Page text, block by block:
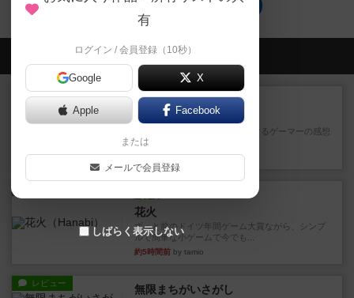
とくがわあつめのトップに戻る
会員の新しい投稿
レビュー
ワンラウンド
星5軽〜中量級を中心にプレイするゲーマーの感想
です。今回はボードゲーム...
約2時間前by おとん
花火
ずっと前のドイツ年間ゲーム大賞ながら、シンプ
ルで簡単な小ゲームで今でも...
約5時間前 by tamio
レビュー 無限まちがいさがし
有
ログイン / 会員登録（10秒）
Google X
Apple Facebook
または
メールで会員登録
しばらく表示しない